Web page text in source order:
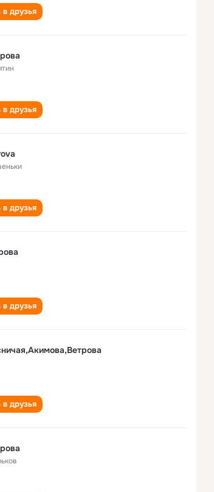
в друзья
в друзья
в друзья
в друзья
в друзья